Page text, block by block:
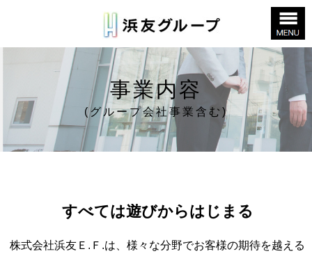
事業内容
(グループ会社事業含む)
すべては遊びからはじまる
株式会社浜友Ｅ.Ｆ.は、様々な分野でお客様の期待を越える